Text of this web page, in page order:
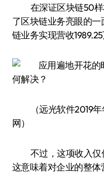
在深证区块链50
了区块链业务亮眼的
链业务实现营收
（远光软件2019
网）
不过，这项收入仅
这意味着对企业的整体